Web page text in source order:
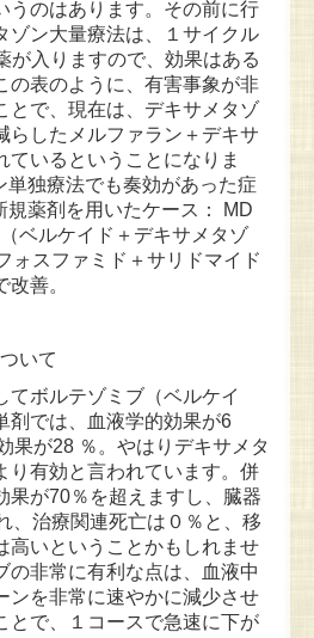
うのはあります。その前に行
ゾン大量療法は、１サイクル
が入りますので、効果はある
の表のように、有害事象が非
とで、現在は、デキサメタゾ
らしたメルファラン＋デキサ
ているということになりま
薬剤を用いたケース： MD
ベルケイド＋デキサメタゾ
ォスファミド＋サリドマイド
善。
いて
ボルテゾミブ（ベルケイ
剤では、血液学的効果が6
果が28 ％。やはりデキサメタ
り有効と言われています。併
果が70％を超えますし、臓器
、治療関連死亡は０％と、移
高いということかもしれませ
の非常に有利な点は、血液中
ンを非常に速やかに減少させ
とで、１コースで急速に下が